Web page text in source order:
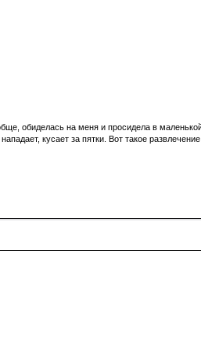
обиделась на меня и просидела в
кусает за пятки. Вот такое развлечение.